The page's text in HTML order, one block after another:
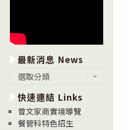
最新消息 News
消
息
News
選取分類
快速連結 Links
曾文家商實境導覽
餐管科特色招生